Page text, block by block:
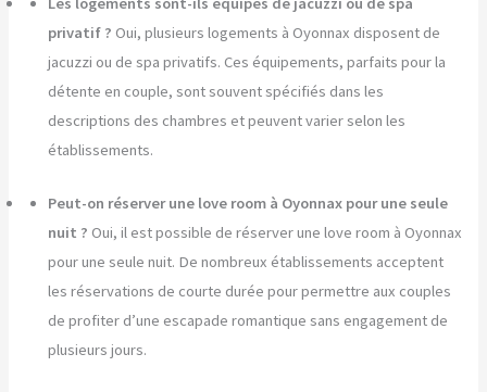
privatif ? Oui, plusieurs logements à Oyonnax disposent de
jacuzzi ou de spa privatifs. Ces équipements, parfaits pour la
détente en couple, sont souvent spécifiés dans les
descriptions des chambres et peuvent varier selon les
établissements.
Peut-on réserver une love room à Oyonnax pour une seule
nuit ? Oui, il est possible de réserver une love room à Oyonnax
pour une seule nuit. De nombreux établissements acceptent
les réservations de courte durée pour permettre aux couples
de profiter d’une escapade romantique sans engagement de
plusieurs jours.